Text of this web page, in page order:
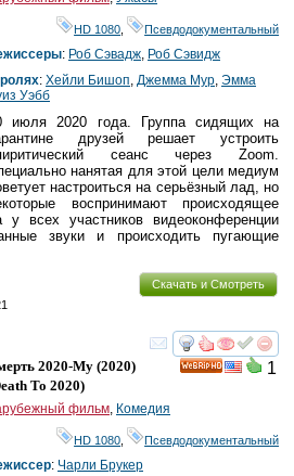
HD 1080 Псевдодокументальный
: Роб Сэвадж, Роб Сэвидж
: Хейли Бишоп, Джемма Мур, Эмма
Уэбб
июля 2020 года. Группа сидящих на
друзей решает устроить
сеанс через Zoom.
нанятая для этой цели медиум
настроиться на серьёзный лад, но
воспринимают происходящее
всех участников видеоконференции
звуки и происходить пугающие
Скачать и Смотреть
смотреть
1
2020-Му (2020)
To 2020)
фильм, Комедия
HD 1080 Псевдодокументальный
: Чарли Брукер